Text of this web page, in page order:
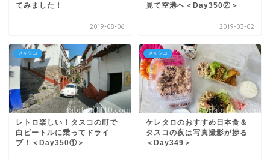
てみました！
2019-08-06
見て空港へ＜Day350②＞
2019-03-02
メキシコ
レトロ楽しい！タスコの町で
白ビートルに乗ってドライ
ブ！＜Day350①＞
メキシコ
ケレタロのおすすめ日本食＆
タスコの夜は写真撮影が捗る
＜Day349＞